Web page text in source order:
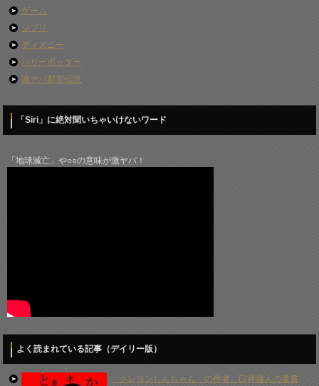
ゲーム
ジブリ
ディズニー
ハリーポッター
激ヤバ都市伝説
「Siri」に絶対聞いちゃいけないワード
「地球滅亡」や○○の意味が激ヤバ！
よく読まれている記事（デイリー版）
「クレヨンしんちゃん」の作者、臼井儀人の遺書